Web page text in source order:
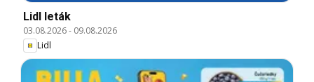
Lidl leták
03.08.2026- 09.08.2026
Lidl